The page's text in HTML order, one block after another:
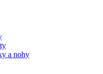
a nohy